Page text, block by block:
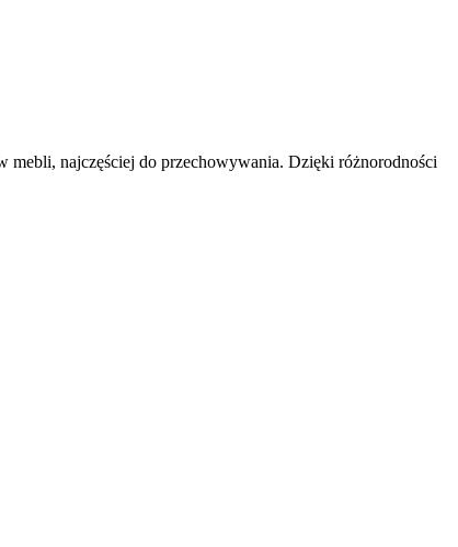
mebli, najczęściej do przechowywania. Dzięki różnorodności